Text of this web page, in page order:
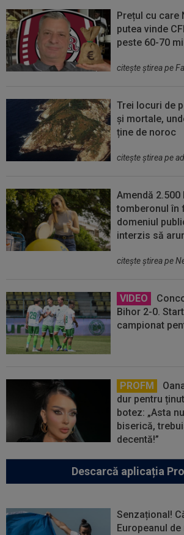
Prețul cu care
putea vinde
peste 60-70
citeşte ştirea pe
Trei locuri de
și mortale,
ține de noroc
citeşte ştirea pe
Amendă 2.500
tomberonul în
domeniul
interzis să
citeşte ştirea pe
VIDEO
Bihor 2-0.
campionat
PROFM
dur pentru
botez: „Asta
biserică,
decentă!”
Descarcă aplicația
Senzațional!
Europeanul